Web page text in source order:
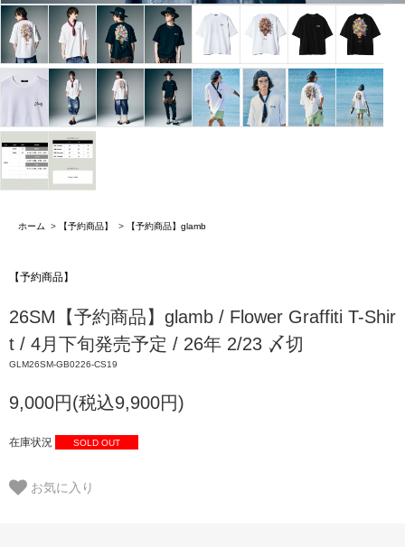
ホーム > 【予約商品】 > 【予約商品】glamb
【予約商品】
26SM【予約商品】glamb / Flower Graffiti T-Shir
t / 4月下旬発売予定 / 26年 2/23 〆切
GLM26SM-GB0226-CS19
9,000円(税込9,900円)
在庫状況 SOLD OUT
お気に入り